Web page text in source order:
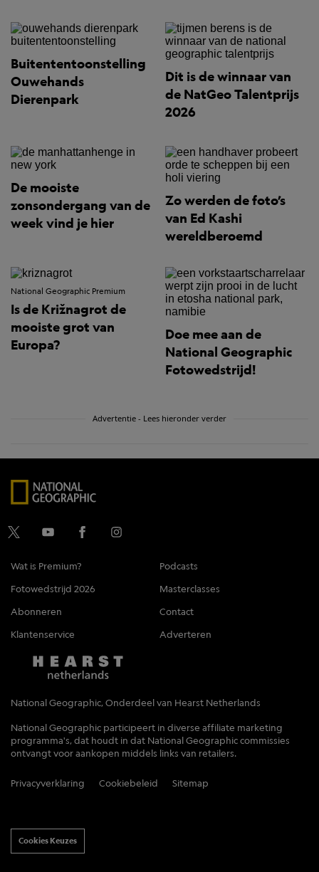
Buitententoonstelling
Ouwehands
Dierenpark
Dit is de winnaar van
de NatGeo Talentprijs
2026
De mooiste
zonsondergang van de
week vind je hier
Zo werden de foto’s
van Ed Kashi
wereldberoemd
National Geographic Premium
Is de Križnagrot de
mooiste grot van
Europa?
Doe mee aan de
National Geographic
Fotowedstrijd!
Advertentie - Lees hieronder verder
Wat is Premium?
Podcasts
Fotowedstrijd 2026
Masterclasses
Abonneren
Contact
Klantenservice
Adverteren
National Geographic, Onderdeel van Hearst Netherlands
National Geographic participeert in diverse affiliate marketing
programma's, dat houdt in dat National Geographic commissies
ontvangt voor aankopen middels links van retailers.
Privacyverklaring Cookiebeleid Sitemap
Cookies Keuzes